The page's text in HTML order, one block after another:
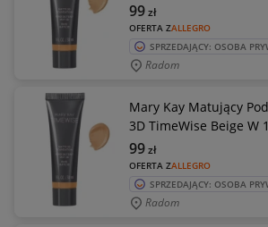
OFERTA ZALLEGRO
99zł
SPRZEDAJĄCY: OSOBA
Radom
Mary Kay Matujący
3D TimeWise Beige W
OFERTA ZALLEGRO
99zł
SPRZEDAJĄCY: OSOBA
Radom